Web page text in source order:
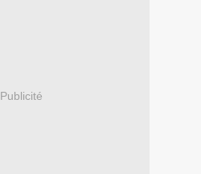
Publicité